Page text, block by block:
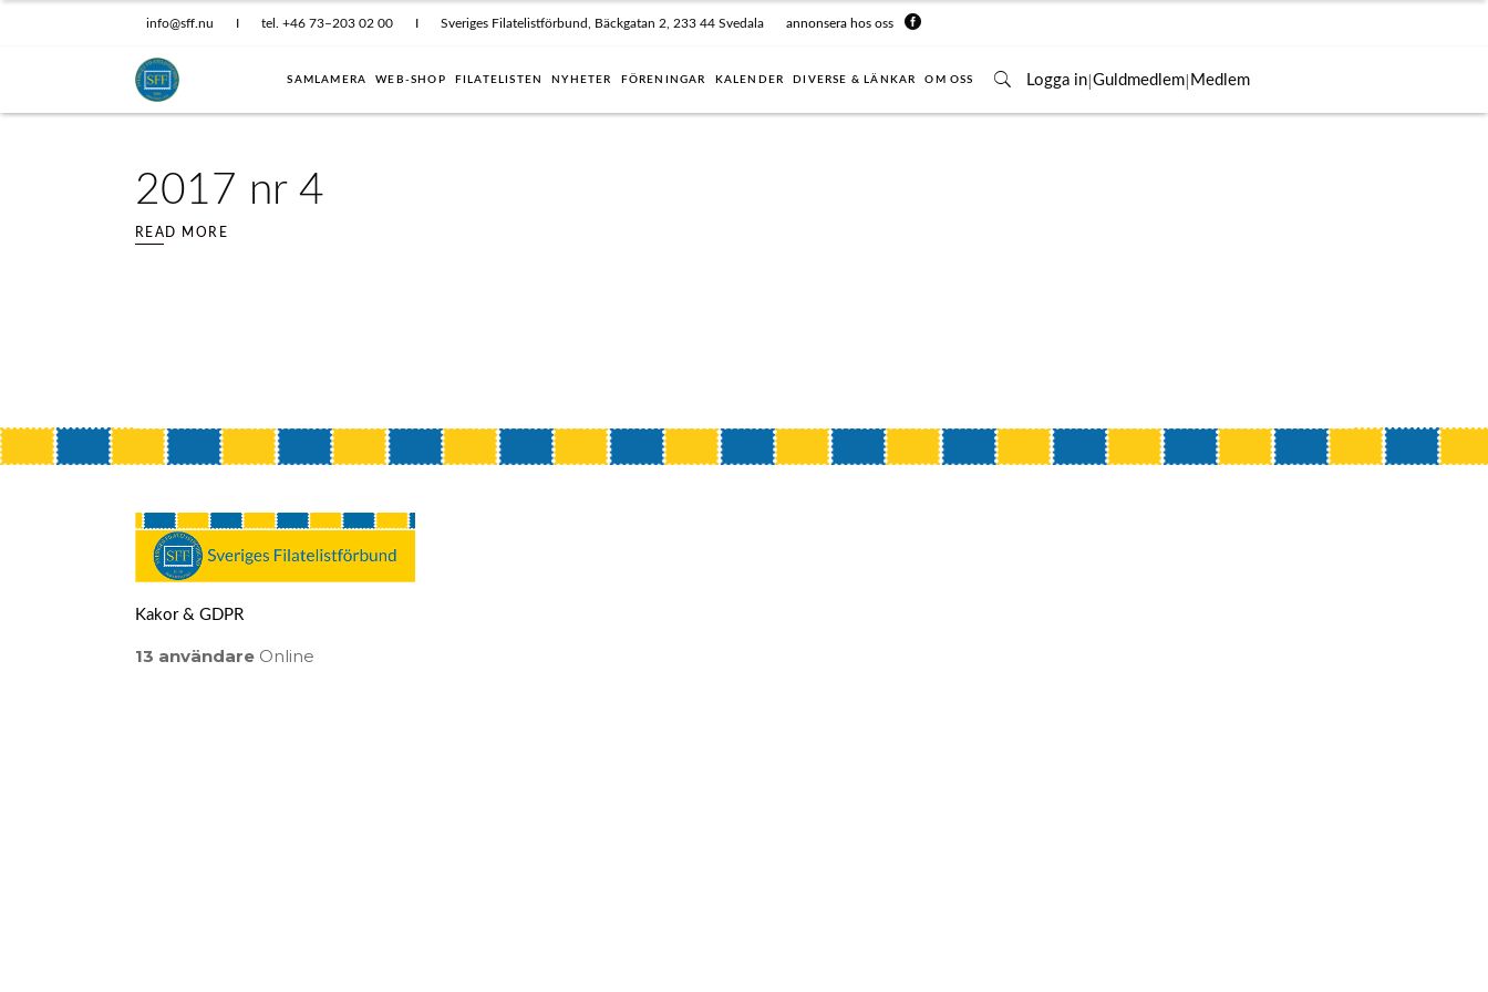
info@sff.nu I tel. +46 73–203 02 00 I Sveriges Filatelistförbund, Bäckgatan 2, 233 44 Svedala annonsera hos oss
SAMLAMERA WEB-SHOP FILATELISTEN NYHETER FÖRENINGAR KALENDER DIVERSE & LÄNKAR OM OSS Logga in|Guldmedlem| Medlem
2017 nr 4
READ MORE
Kakor & GDPR
13 användare Online